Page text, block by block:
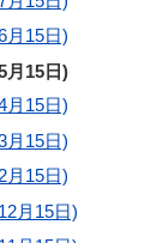
月15日)
月15日)
月15日)
月15日)
月15日)
月15日)